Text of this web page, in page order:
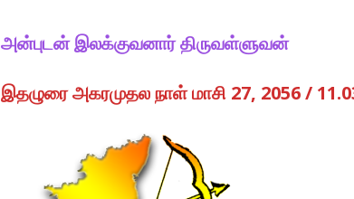
அன்புடன் இலக்குவனார் திருவள்ளுவன்
இதழுரை அகரமுதல நாள் மாசி 27, 2056 /